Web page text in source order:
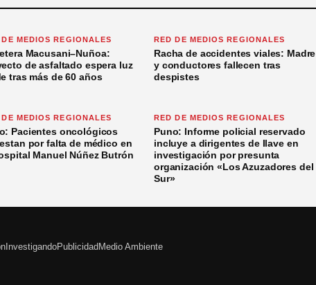
DE MEDIOS REGIONALES
Macusani–Nuñoa:
de asfaltado espera luz
tras más de 60 años
RED DE MEDIOS REGIONALES
Racha de accidentes viales: Madre
y conductores fallecen tras
despistes
DE MEDIOS REGIONALES
Pacientes oncológicos
por falta de médico en
Manuel Núñez Butrón
RED DE MEDIOS REGIONALES
Puno: Informe policial reservado
incluye a dirigentes de Ilave en
investigación por presunta
organización «Los Azuzadores del
Sur»
InvestigandoPublicidadMedio Ambiente